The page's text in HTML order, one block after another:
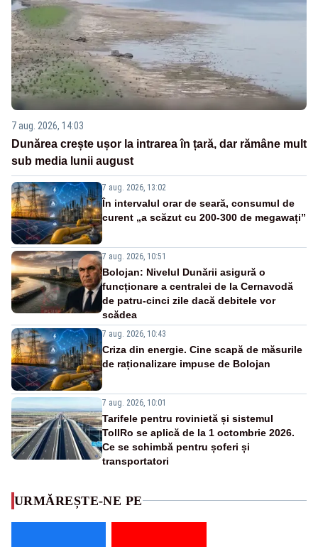
7 aug. 2026, 14:03
Dunărea crește ușor la intrarea în țară, dar rămâne mult
sub media lunii august
7 aug. 2026, 13:02
În intervalul orar de seară, consumul de
curent „a scăzut cu 200-300 de megawați”
7 aug. 2026, 10:51
Bolojan: Nivelul Dunării asigură o
funcționare a centralei de la Cernavodă
de patru-cinci zile dacă debitele vor
scădea
7 aug. 2026, 10:43
Criza din energie. Cine scapă de măsurile
de raționalizare impuse de Bolojan
7 aug. 2026, 10:01
Tarifele pentru rovinietă și sistemul
TollRo se aplică de la 1 octombrie 2026.
Ce se schimbă pentru șoferi și
transportatori
URMĂREȘTE-NE PE